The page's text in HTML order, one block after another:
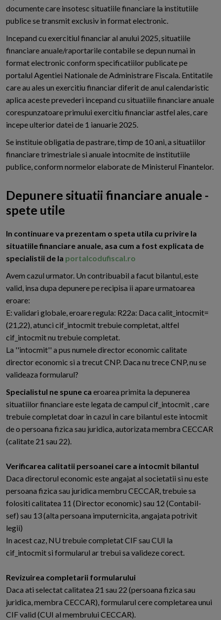
documente care insotesc situatiile financiare la institutiile
publice se transmit exclusiv in format electronic.
Incepand cu exercitiul financiar al anului 2025, situatiile
financiare anuale/raportarile contabile se depun numai in
format electronic conform specificatiilor publicate pe
portalul Agentiei Nationale de Administrare Fiscala. Entitatile
care au ales un exercitiu financiar diferit de anul calendaristic
aplica aceste prevederi incepand cu situatiile financiare anuale
corespunzatoare primului exercitiu financiar astfel ales, care
incepe ulterior datei de 1 ianuarie 2025.
Se instituie obligatia de pastrare, timp de 10 ani, a situatiilor
financiare trimestriale si anuale intocmite de institutiile
publice, conform normelor elaborate de Ministerul Finantelor.
Depunere situatii financiare anuale -
spete utile
In continuare va prezentam o speta utila cu privire la
situatiile financiare anuale, asa cum a fost explicata de
specialistii de la portalcodufiscal.ro
Avem cazul urmator. Un contribuabil a facut bilantul, este
valid, insa dupa depunere pe recipisa ii apare urmatoarea
eroare:
E: validari globale, eroare regula: R22a: Daca calit_intocmit=
(21,22), atunci cif_intocmit trebuie completat, altfel
cif_intocmit nu trebuie completat.
La ''intocmit'' a pus numele director economic calitate
director economic si a trecut CNP. Daca nu trece CNP, nu se
valideaza formularul?
Specialistul ne spune ca eroarea primita la depunerea
situatiilor financiare este legata de campul cif_intocmit , care
trebuie completat doar in cazul in care bilantul este intocmit
de o persoana fizica sau juridica, autorizata membra CECCAR
(calitate 21 sau 22).
Verificarea calitatii persoanei care a intocmit bilantul
Daca directorul economic este angajat al societatii si nu este
persoana fizica sau juridica membru CECCAR, trebuie sa
folositi calitatea 11 (Director economic) sau 12 (Contabil-
sef) sau 13 (alta persoana imputernicita, angajata potrivit
legii)
In acest caz, NU trebuie completat CIF sau CUI la
cif_intocmit si formularul ar trebui sa valideze corect.
Revizuirea completarii formularului
Daca ati selectat calitatea 21 sau 22 (persoana fizica sau
juridica, membra CECCAR), formularul cere completarea unui
CIF valid (CUI al membrului CECCAR).